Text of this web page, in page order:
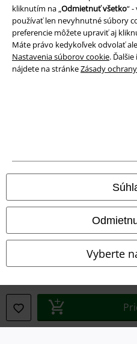
kliknutím na „Odmietnuť všetko“
používať len nevyhnutné súbory
preferencie môžete upraviť aj
Máte právo kedykoľvek odvolať
Nastavenia súborov cookie.
nájdete na stránkeZásady
Vyberte
Právne informácie
Imprint
Ochrana osobných údajov
Likvidácia odpadu a ochrana
Vyhlásenie o zhode
Informácie o prístupnosti